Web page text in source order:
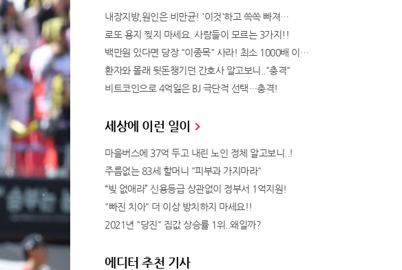
내장지방,원인은 비만균! '이것'하고 쏙쏙 빠져…
로또 용지 찢지 마세요. 사람들이 모르는 3가지!!
백만원 있다면 당장 "이종목" 사라! 최소 1000배 이상 증가...충격!!
환자와 몰래 뒷돈챙기던 간호사 알고보니.."충격"
비트코인으로 4억잃은 BJ 극단적 선택…충격!
세상에 이런 일이
마을버스에 37억 두고 내린 노인 정체 알고보니..!
주름없는 83세 할머니 "피부과 가지마라"
“빚 없애라” 신용등급 상관없이 정부서 1억지원!
"빠진 치아" 더 이상 방치하지 마세요!!
2021년 "당진" 집값 상승률 1위..왜일까?
에디터 추천 기사